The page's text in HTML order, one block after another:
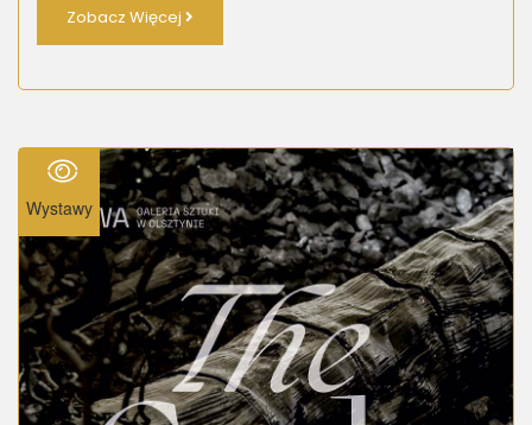
Zobacz Więcej
Wystawy